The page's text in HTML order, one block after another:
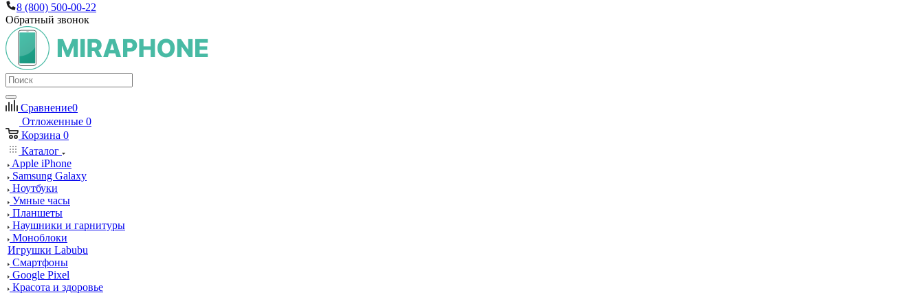
8 (800) 500-00-22
Обратный звонок
Сравнение0
Отложенные 0
Корзина 0
Каталог
Apple iPhone
Samsung Galaxy
Ноутбуки
Умные часы
Планшеты
Наушники и гарнитуры
Моноблоки
Игрушки Labubu
Смартфоны
Google Pixel
Красота и здоровье